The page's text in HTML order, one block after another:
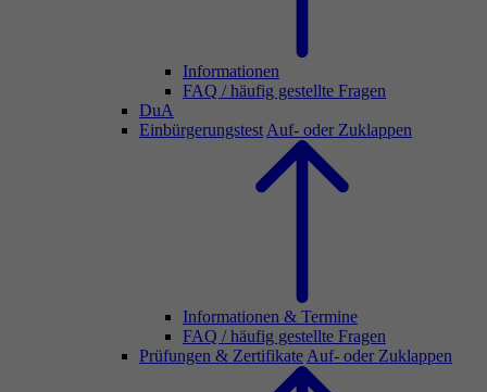
Informationen
FAQ / häufig gestellte Fragen
DuA
Einbürgerungstest Auf- oder Zuklappen
Informationen & Termine
FAQ / häufig gestellte Fragen
Prüfungen & Zertifikate Auf- oder Zuklappen